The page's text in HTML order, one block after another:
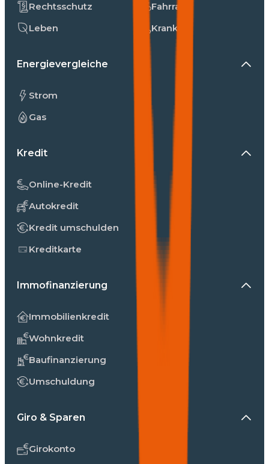
Rechtsschutz
Leben
Fahrrad
Kranken
Energievergleiche
Strom
Gas
Kredit
Online-Kredit
Autokredit
Kredit umschulden
Kreditkarte
Immofinanzierung
Immobilienkredit
Wohnkredit
Baufinanzierung
Umschuldung
Giro & Sparen
Girokonto